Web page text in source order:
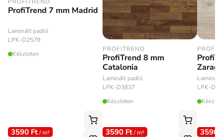
ProfiTrend 7 mm Madrid
Laminált padló
LPK-D2579
Készleten
3590 Ft/ m²
PROFITREND
ProfiTrend 8 mm
Catalonia
Laminált padló
LPK-D3837
Készleten
3590 Ft/ m²
Laminált
LPK-
3590